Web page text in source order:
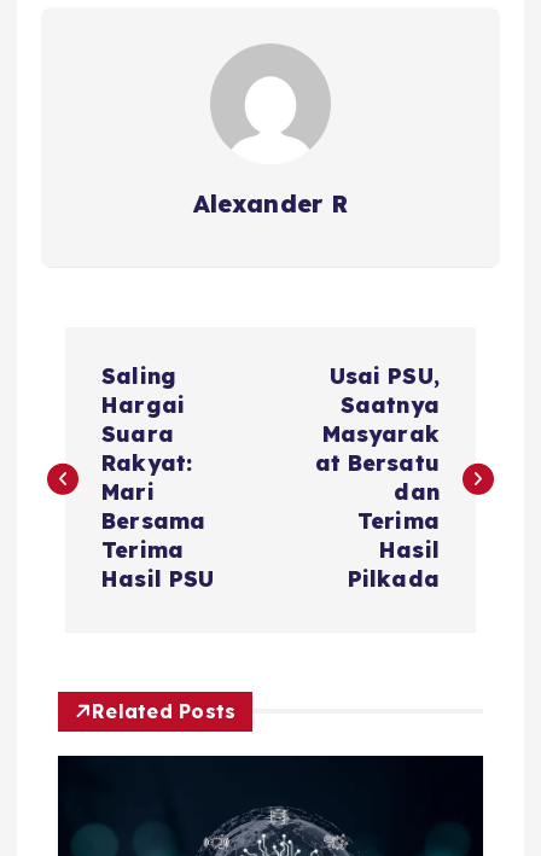
Alexander R
s
v
Saling
Hargai
Suara
Rakyat:
Mari
Bersama
Terima
Hasil PSU
Usai PSU,
Saatnya
Masyarak
at Bersatu
dan
Terima
Hasil
Pilkada
Related Posts